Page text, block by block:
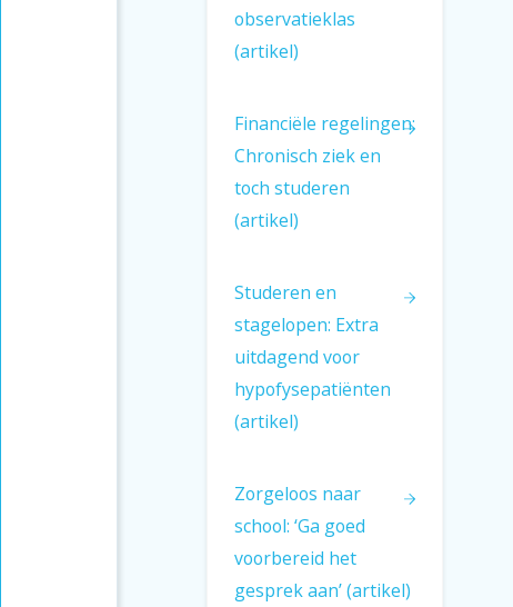
observatieklas
(artikel)
Financiële regelingen:
Chronisch ziek en
toch studeren
(artikel)
Studeren en
stagelopen: Extra
uitdagend voor
hypofysepatiënten
(artikel)
Zorgeloos naar
school: ‘Ga goed
voorbereid het
gesprek aan’ (artikel)
Gezondheid
Eigen ritme
Noot van de redactie